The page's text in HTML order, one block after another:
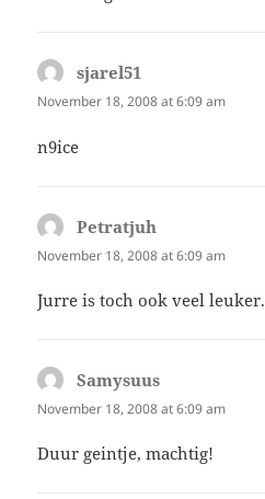
sjarel51
November 18, 2008 at 6:09 am
n9ice
Petratjuh
November 18, 2008 at 6:09 am
Jurre is toch ook veel leuker.
Samysuus
November 18, 2008 at 6:09 am
Duur geintje, machtig!